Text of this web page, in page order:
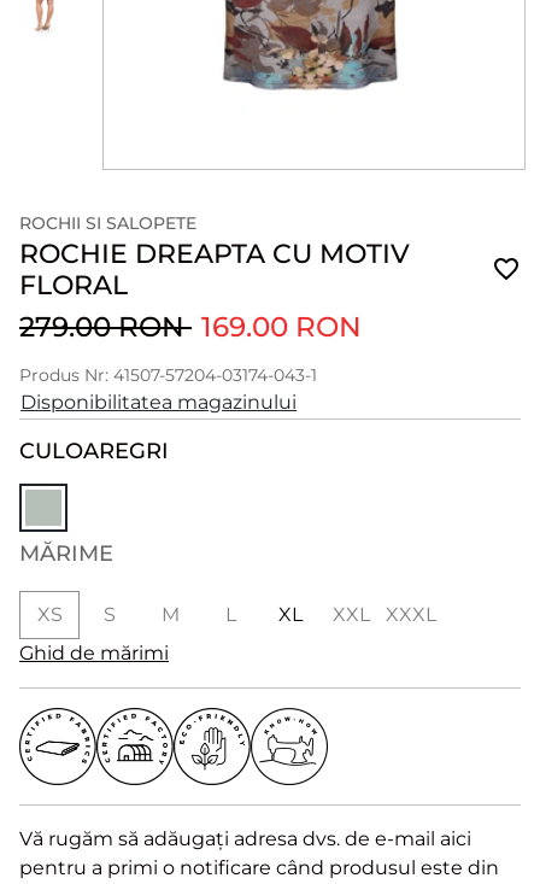
ROCHII SI SALOPETE
ROCHIE DREAPTA CU MOTIV
FLORAL
279.00 RON 169.00 RON
Produs Nr: 41507-57204-03174-043-1
Disponibilitatea magazinului
CULOAREGRI
MĂRIME
XS S M L XL XXL
XXXL
Ghid de mărimi
Vă rugăm să adăugați adresa dvs. de e-mail aici
pentru a primi o notificare când produsul este din